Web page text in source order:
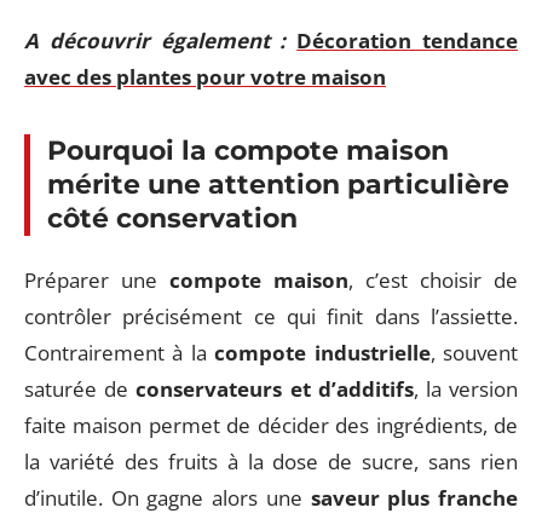
A découvrir également : Décoration tendance
avec des plantes pour votre maison
Pourquoi la compote maison
mérite une attention particulière
côté conservation
Préparer une compote maison, c’est choisir de
contrôler précisément ce qui finit dans l’assiette.
Contrairement à lacompote industrielle, souvent
saturée deconservateurs et d’additifs, la version
faite maison permet de décider des ingrédients, de
la variété des fruits à la dose de sucre, sans rien
d’inutile. On gagne alors une saveur plus franche